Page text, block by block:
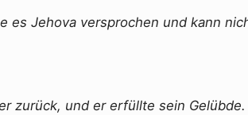
es Jehova versprochen und kann
zurück, und er erfüllte sein